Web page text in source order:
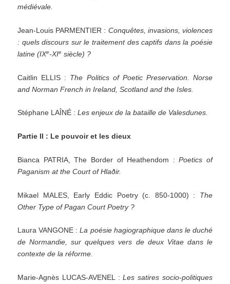
médiévale.
Jean-Louis PARMENTIER : Conquêtes, invasions, violences
: quels discours sur le traitement des captifs dans la poésie
latine (IXe-XIe siècle) ?
Caitlin ELLIS : The Politics of Poetic Preservation. Norse
and Norman French in Ireland, Scotland and the Isles.
Stéphane LAÎNÉ :Les enjeux de la bataille de Valesdunes.
Partie II : Le pouvoir et les dieux
Bianca PATRIA, The Border of Heathendom :Poetics of
Paganism at the Court of Hlaðir.
Mikael MALES, Early Eddic Poetry (c. 850-1000) : The
Other Type of Pagan Court Poetry ?
Laura VANGONE :La poésie hagiographique dans le duché
de Normandie, sur quelques vers de deux Vitae dans le
contexte de la réforme.
Marie-Agnès LUCAS-AVENEL :Les satires socio-politiques